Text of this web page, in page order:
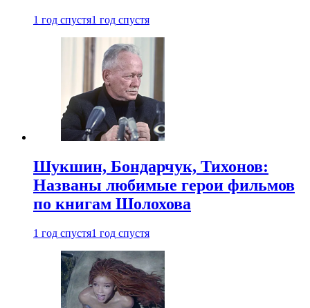
1 год спустя1 год спустя
Шукшин, Бондарчук, Тихонов:
Названы любимые герои фильмов
по книгам Шолохова
1 год спустя1 год спустя